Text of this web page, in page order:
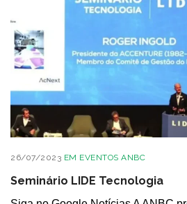
26/07/2023 EM EVENTOS ANBC
Seminário LIDE Tecnologia